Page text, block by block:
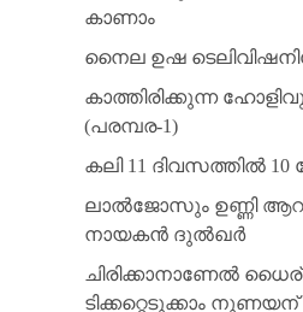
കാണാം
നൈല ഉഷ
കാത്തിരിക്കുന്ന
(പരമ്പര-1)
കലി 11 ദിവസത്തില്‍ 10
ലാല്‍ജോസും ഉണ്ണി
നായകന്‍ ദുല്‍ഖര്‍
ചിരിക്കാനാണേല്‍
ടിക്കറ്റെടുക്കാം നുണയന്